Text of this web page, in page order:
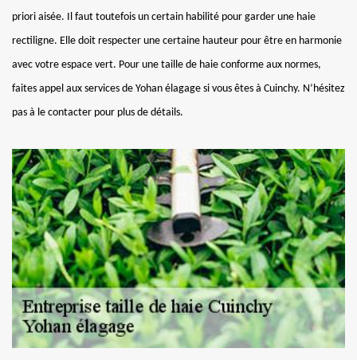
priori aisée. Il faut toutefois un certain habilité pour garder une haie
rectiligne. Elle doit respecter une certaine hauteur pour être en harmonie
avec votre espace vert. Pour une taille de haie conforme aux normes,
faites appel aux services de Yohan élagage si vous êtes à Cuinchy. N’hésitez
pas à le contacter pour plus de détails.